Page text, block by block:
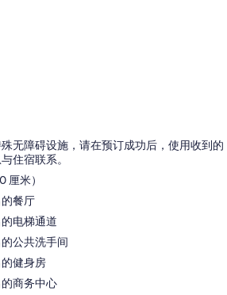
无障碍设施，请在预订成功后，使用收到的
住宿联系。
厘米）
餐厅
电梯通道
公共洗手间
健身房
商务中心